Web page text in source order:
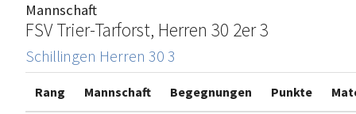
Mannschaft
FSV Trier-Tarforst, Herren 30 2er 3
Schillingen Herren 30 3
Rang Mannschaft Begegnungen Punkte